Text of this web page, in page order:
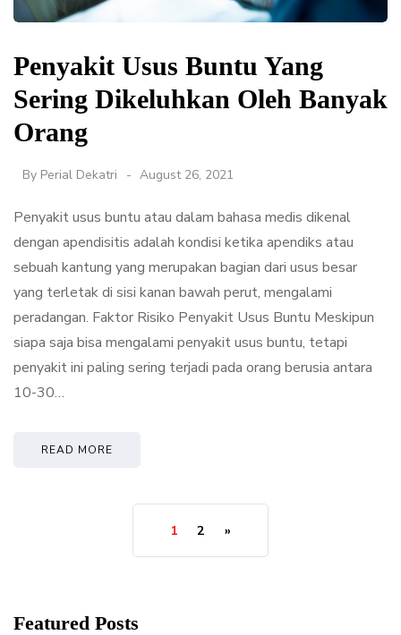
Penyakit Usus Buntu Yang
Sering Dikeluhkan Oleh Banyak
Orang
By Perial Dekatri August 26, 2021
Penyakit usus buntu atau dalam bahasa medis dikenal
dengan apendisitis adalah kondisi ketika apendiks atau
sebuah kantung yang merupakan bagian dari usus besar
yang terletak di sisi kanan bawah perut, mengalami
peradangan. Faktor Risiko Penyakit Usus Buntu Meskipun
siapa saja bisa mengalami penyakit usus buntu, tetapi
penyakit ini paling sering terjadi pada orang berusia antara
10-30…
READ MORE
1 2 »
Featured Posts